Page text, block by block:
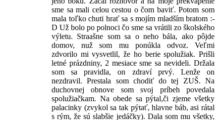
sme sa mali celou cestou o čom baviť. Potom som
mala toľko chuti hrať sa s mojím mladším bratom :-
D Už bolo po polnoci čo sme sa vrátili zo školského
výletu. Straašne som sa o neho bála, ako pôjde
domov, nuž som mu ponúkla odvoz. Veľmi
zdvorilo mi vysvetlil, že ho berie spolužiak. Prišli
letné prázdniny, 2 mesiace sme sa nevideli. Držala
som sa pravidla, on zdraví prvý. Lenže on
nezdravil. Prestala som chodiť do tej ZUŠ. Na
duchovnej obnove som svoj príbeh povedala
spolužiačkam. Na obede sa pýtal,či zjeme všetky
palacinky (zvykol sa tak pýtať, hlavne báb, asi rátal
s rým, že sú slabšie jedáčky). Dala som mu všetky,